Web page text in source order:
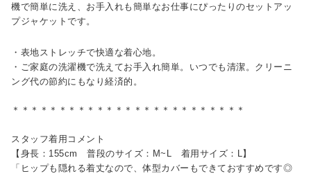
機で簡単に洗え、お手入れも簡単なお仕事にぴったりのセットアッ
プジャケットです。
・表地ストレッチで快適な着心地。
・ご家庭の洗濯機で洗えてお手入れ簡単。いつでも清潔。クリーニ
ング代の節約にもなり経済的。
＊＊＊＊＊＊＊＊＊＊＊＊＊＊＊＊＊＊＊＊＊＊＊＊＊
スタッフ着用コメント
【身長：155cm 普段のサイズ：M~L 着用サイズ：L】
「ヒップも隠れる着丈なので、体型カバーもできておすすめです◎